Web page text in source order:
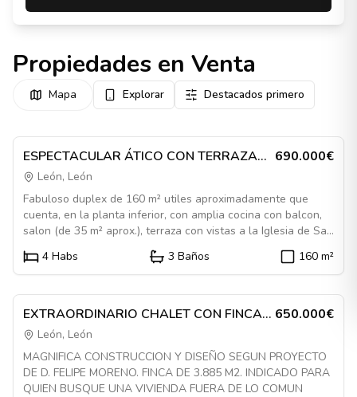
Propiedades en Venta
Mapa Explorar Destacados primero
Piso En Venta
Destacado
ESPECTACULAR ÁTICO CON TERRAZA
DE 25M2 EN ERAS DE RENUEVA
690.000€
León, León
Fabuloso duplex de 160 m² utiles aproximadamente que
cuenta, en la planta inferior, con amplia cocina con balcon,
salon (de 35 m² aprox.), terraza con vistas a la Iglesia de San
Marcos, un dormitorio y un baño. La planta superior esta
distribuida en tres habitaciones y dos baños. El dormitorio
principal cuenta con un precioso vestidor. Construccion,
portales, zonas comunes, distribuidores entre viviendas y
acabados de alta calidad. Excelente estado de conservacion.
Dos amplias plazas de garaje y trastero de 12 m² aprox. No
deje escapar la oportunidad de vivir en una vivienda singular.
Memoria de calidades y mas detalles disponibles en
nuestras oficinas.
4 Habs 3 Baños 160 m²
Casa En Venta
Destacado
EXTRAORDINARIO CHALET CON FINCA
EN VENTA A CINCO MINUTOS DEL
CENTRO DE LEON
650.000€
León, León
MAGNIFICA CONSTRUCCION Y DISEÑO SEGUN PROYECTO
DE D. FELIPE MORENO. FINCA DE 3.885 M2. INDICADO PARA
QUIEN BUSQUE UNA VIVIENDA FUERA DE LO COMUN